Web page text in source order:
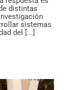
distintas
sistemas
del [...]